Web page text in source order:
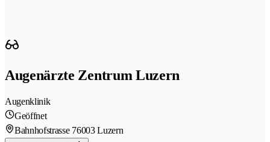
Augenärzte Zentrum Luzern
Augenklinik
Geöffnet
Bahnhofstrasse 76003 Luzern